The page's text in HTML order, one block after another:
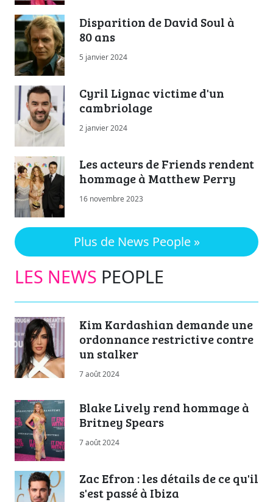
Disparition de David Soul à
80 ans
5 janvier 2024
Cyril Lignac victime d'un
cambriolage
2 janvier 2024
Les acteurs de Friends rendent
hommage à Matthew Perry
16 novembre 2023
Plus de News People »
LES NEWS PEOPLE
Kim Kardashian demande une
ordonnance restrictive contre
un stalker
7 août 2024
Blake Lively rend hommage à
Britney Spears
7 août 2024
Zac Efron : les détails de ce qu'il
s'est passé à Ibiza